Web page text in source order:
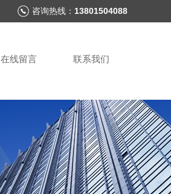
咨询热线： 13801504088
在线留言 联系我们